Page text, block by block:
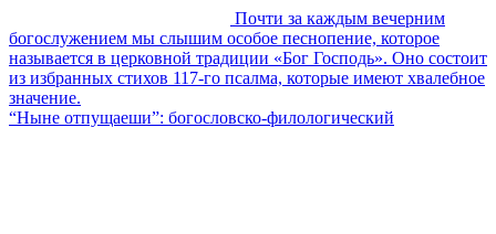
Почти за каждым вечерним
богослужением мы слышим особое песнопение, которое
называется в церковной традиции «Бог Господь». Оно состоит
из избранных стихов 117-го псалма, которые имеют хвалебное
значение.
“Ныне отпущаеши”: богословско-филологический